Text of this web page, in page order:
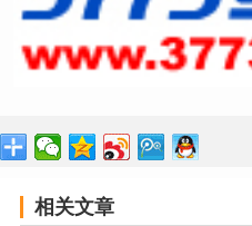
相关文章